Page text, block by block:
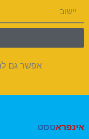
אפשר גם
אינפראטסט